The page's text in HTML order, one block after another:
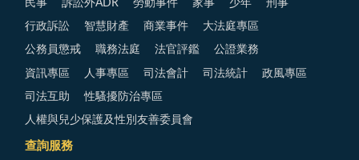
民事 訴訟外ADR 勞動事件 家事 少年 刑事
行政訴訟 智慧財產 商業事件 大法庭專區
公務員懲戒 職務法庭 法官評鑑 公證業務
資訊專區 人事專區 司法會計 司法統計 政風專區
司法互助 性騷擾防治專區
人權與兒少保護及性別友善委員會
查詢服務